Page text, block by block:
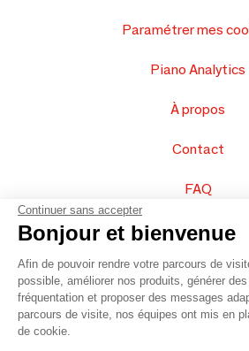
Paramétrer mes
Piano Analytics
À propos
Contact
FAQ
Vendez vos
Plan du site
Continuer sans accepter
Bonjour et bienvenue
Afin de pouvoir rendre votre parcours de
possible, améliorer nos produits, générer
fréquentation et proposer des messages
parcours de visite, nos équipes ont mis en
de cookie.